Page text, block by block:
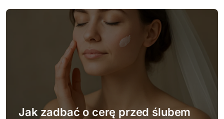
Jak zadbać o cerę przed ślubem